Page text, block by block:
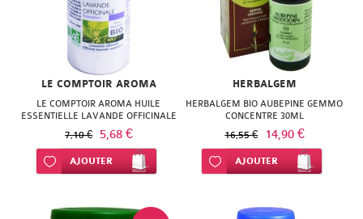
LE COMPTOIR AROMA
LE COMPTOIR AROMA HUILE
ESSENTIELLE LAVANDE OFFICINALE
BIO 10ML
7,10 € 5,68 €
Ajouter à ma liste d’envie
AJOUTER
HERBALGEM
HERBALGEM BIO AUBEPINE GEMMO
CONCENTRE 30ML
16,55 € 14,90 €
Ajouter à ma liste d’envie
AJOUTER